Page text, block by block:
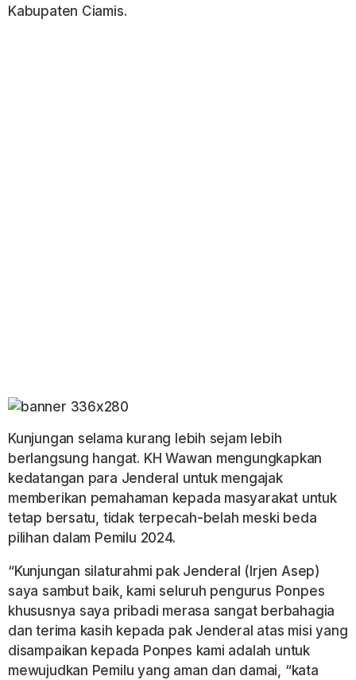
Kabupaten Ciamis.
Kunjungan selama kurang lebih sejam lebih
berlangsung hangat. KH Wawan mengungkapkan
kedatangan para Jenderal untuk mengajak
memberikan pemahaman kepada masyarakat untuk
tetap bersatu, tidak terpecah-belah meski beda
pilihan dalam Pemilu 2024.
“Kunjungan silaturahmi pak Jenderal (Irjen Asep)
saya sambut baik, kami seluruh pengurus Ponpes
khususnya saya pribadi merasa sangat berbahagia
dan terima kasih kepada pak Jenderal atas misi yang
disampaikan kepada Ponpes kami adalah untuk
mewujudkan Pemilu yang aman dan damai, “kata